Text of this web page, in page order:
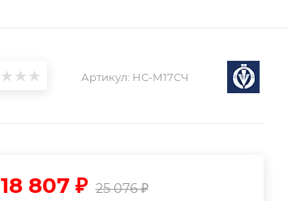
Артикул: НС-М17СЧ
18 807₽ 25 076₽